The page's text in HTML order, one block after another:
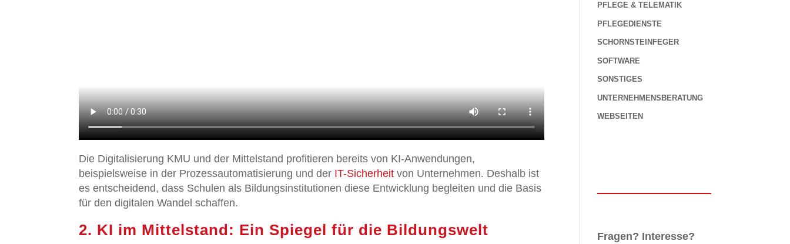
Die Digitalisierung KMU und der Mittelstand profitieren bereits von KI-Anwendungen,
beispielsweise in der Prozessautomatisierung und der IT-Sicherheit von Unternehmen. Deshalb ist
es entscheidend, dass Schulen als Bildungsinstitutionen diese Entwicklung begleiten und die Basis
für den digitalen Wandel schaffen.
2. KI im Mittelstand: Ein Spiegel für die Bildungswelt
PFLEGE & TELEMATIK
PFLEGEDIENSTE
SCHORNSTEINFEGER
SOFTWARE
SONSTIGES
UNTERNEHMENSBERATUNG
WEBSEITEN
Fragen? Interesse?